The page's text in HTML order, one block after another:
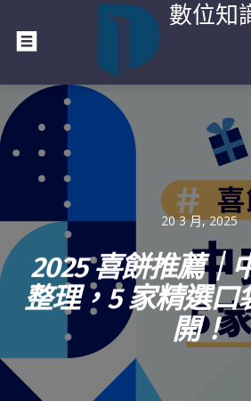
數位知
20 3 月, 2025
2025 喜餅推薦｜
整理，5 家精選口
開！